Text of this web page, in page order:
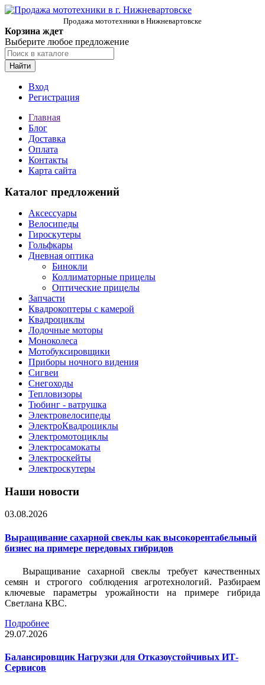
Продажа мототехники в Нижневартовске
Корзина ждет
Выберите любое предложение
Найти
Вход
Регистрация
Главная
Блог
Доставка
Оплата
Контакты
Карта сайта
Каталог предложений
Аксессуары
Велосипеды
Гироскутеры
Гольфкары
Дневная оптика
Бинокли
Коллиматорные прицелы
Оптические прицелы
Запчасти
Квадрокоптеры с камерой
Квадроциклы
Лодочные моторы
Моноколеса
Мотобуксировщики
Приборы ночного видения
Сигвеи
Снегоходы
Тепловизоры
Тюбинг - ватрушка
Электровелосипеды
ЭлектроКвадроциклы
Электромотоциклы
Электросамокаты
Электроскейты
Электроскутеры
Наши новости
03.08.2026
Выращивание сахарной свеклы как высокорентабельный
бизнес на примере передовых гибридов
Выращивание сахарной свеклы требует качественных
семян и строгого соблюдения агротехнологий. Разбираем
ключевые параметры урожайности на примере гибрида
Светлана КВС.
Подробнее
29.07.2026
Балансировщик Нагрузки для Отказоустойчивых ИТ-
Сервисов